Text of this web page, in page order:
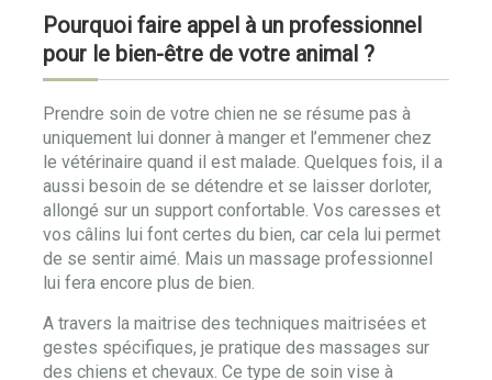
Pourquoi faire appel à un professionnel
pour le bien-être de votre animal ?
Prendre soin de votre chien ne se résume pas à
uniquement lui donner à manger et l’emmener chez
le vétérinaire quand il est malade. Quelques fois, il a
aussi besoin de se détendre et se laisser dorloter,
allongé sur un support confortable. Vos caresses et
vos câlins lui font certes du bien, car cela lui permet
de se sentir aimé. Mais un massage professionnel
lui fera encore plus de bien.
A travers la maitrise des techniques maitrisées et
gestes spécifiques, je pratique des massages sur
des chiens et chevaux. Ce type de soin vise à